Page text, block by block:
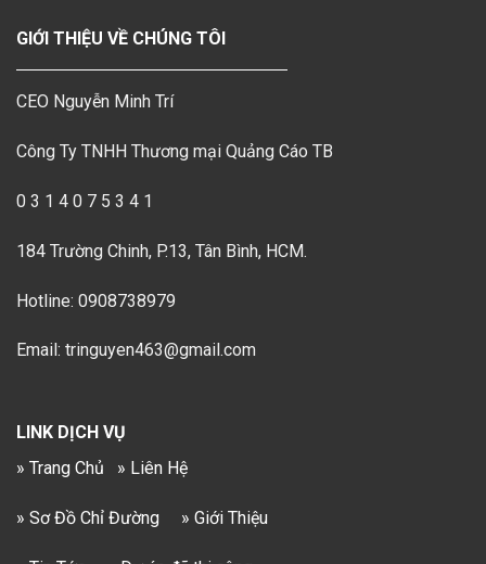
GIỚI THIỆU VỀ CHÚNG TÔI
CEO Nguyễn Minh Trí
Công Ty TNHH Thương mại Quảng Cáo TB
0 3 1 4 0 7 5 3 4 1
184 Trường Chinh, P.13, Tân Bình, HCM.
Hotline: 0908738979
Email: tringuyen463@gmail.com
LINK DỊCH VỤ
» Trang Chủ
» Liên Hệ
» Sơ Đồ Chỉ Đường » Giới Thiệu